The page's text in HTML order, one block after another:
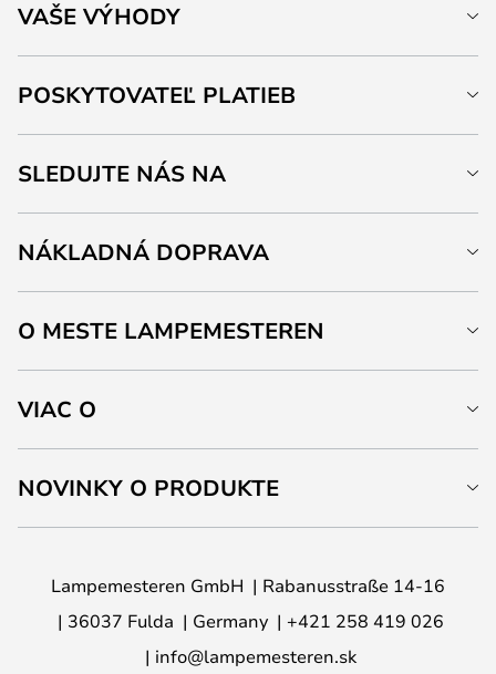
VAŠE VÝHODY
POSKYTOVATEĽ PLATIEB
SLEDUJTE NÁS NA
NÁKLADNÁ DOPRAVA
O MESTE LAMPEMESTEREN
VIAC O
NOVINKY O PRODUKTE
Lampemesteren GmbH
Rabanusstraße 14-16
36037 Fulda
Germany
+421 258 419 026
info@lampemesteren.sk